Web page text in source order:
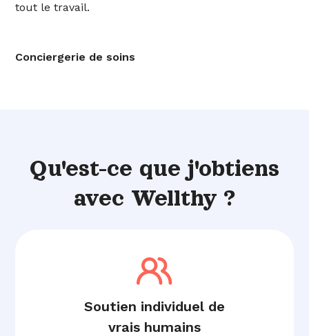
tout le travail.
Conciergerie de soins
Qu'est-ce que j'obtiens
avec Wellthy ?
Soutien individuel de
vrais humains